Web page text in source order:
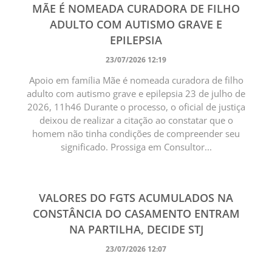
MÃE É NOMEADA CURADORA DE FILHO
ADULTO COM AUTISMO GRAVE E
EPILEPSIA
23/07/2026 12:19
Apoio em família Mãe é nomeada curadora de filho
adulto com autismo grave e epilepsia 23 de julho de
2026, 11h46 Durante o processo, o oficial de justiça
deixou de realizar a citação ao constatar que o
homem não tinha condições de compreender seu
significado. Prossiga em Consultor...
VALORES DO FGTS ACUMULADOS NA
CONSTÂNCIA DO CASAMENTO ENTRAM
NA PARTILHA, DECIDE STJ
23/07/2026 12:07